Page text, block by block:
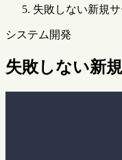
失敗しない新規
システム開発
失敗しない新